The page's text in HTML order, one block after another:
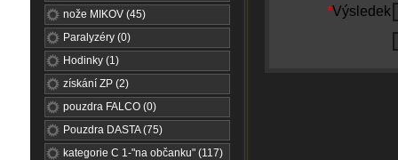
nože MIKOV (45)
Paralyzéry (0)
Hodinky (1)
získání ZP (2)
pouzdra FALCO (0)
Pouzdra DASTA (75)
kategorie C 1-"na občanku" (117)
*Výsledek